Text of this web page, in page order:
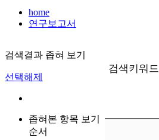
home
연구보고서
검색결과 좁혀 보기
선택해제
좁혀본 항목 보기
순서
검색키워드